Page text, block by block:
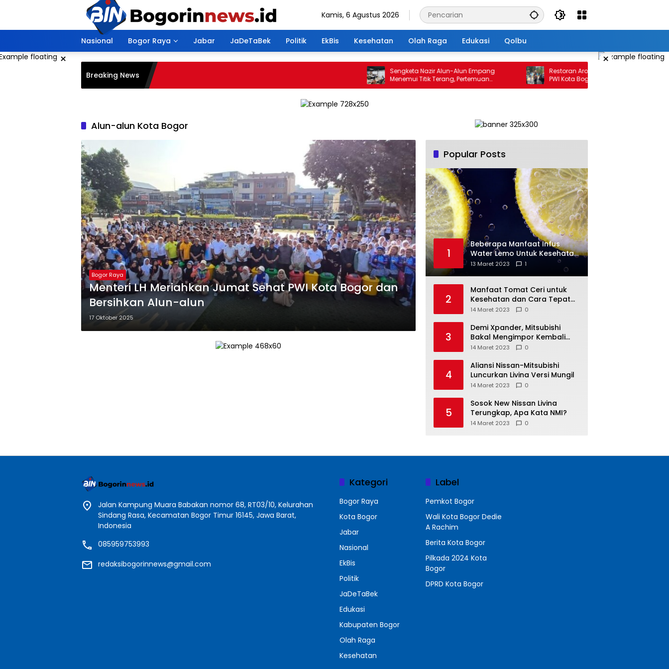
Kamis, 6 Agustus 2026
Nasional Bogor Raya Jabar JaDeTaBek Politik EkBis Kesehatan Olah Raga Edukasi Qolbu
× ×
Breaking News
Sengketa Nazir Alun-Alun Empang
Menemui Titik Terang, Pertemuan
Hasilkan 4 Poin Kesepakatan
Restoran Aroem Jadikan depan Kantor
PWI Kota Bogor Sebagai Area Parkir, Ketua
PWI Dilarang Parkir
Alun-alun Kota Bogor
Bogor Raya
Menteri LH Meriahkan Jumat Sehat PWI Kota Bogor dan
Bersihkan Alun-alun
17 Oktober 2025
Popular Posts
1
Beberapa Manfaat Infus
Water Lemo Untuk Kesehatan
Anda
13 Maret 2023 1
2
Manfaat Tomat Ceri untuk
Kesehatan dan Cara Tepat
Mengonsumsinya
14 Maret 2023 0
3
Demi Xpander, Mitsubishi
Bakal Mengimpor Kembali
Pajero Sport
14 Maret 2023 0
4
Aliansi Nissan-Mitsubishi
Luncurkan Livina Versi Mungil
14 Maret 2023 0
5
Sosok New Nissan Livina
Terungkap, Apa Kata NMI?
14 Maret 2023 0
Jalan Kampung Muara Babakan nomor 68, RT03/10, Kelurahan
Sindang Rasa, Kecamatan Bogor Timur 16145, Jawa Barat,
Indonesia
085959753993
redaksibogorinnews@gmail.com
Kategori
Bogor Raya
Kota Bogor
Jabar
Nasional
EkBis
Politik
JaDeTaBek
Edukasi
Kabupaten Bogor
Olah Raga
Kesehatan
Label
Pemkot Bogor
Wali Kota Bogor Dedie
A Rachim
Berita Kota Bogor
Pilkada 2024 Kota
Bogor
DPRD Kota Bogor